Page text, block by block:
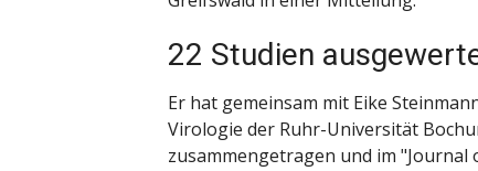
22 Studien
Er hat gemeinsam mit Eike
Virologie der Ruhr-Universität
zusammengetragen und im